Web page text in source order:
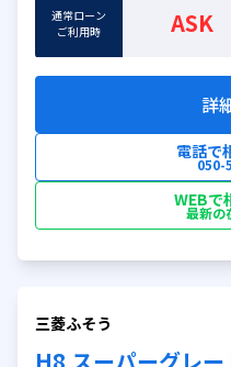
通常ローン
ご利用時
ASK
詳
電話で
050-
WEBで
最新の
三菱ふそう
H8 スーパーグレ